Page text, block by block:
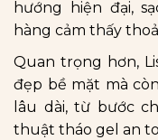
hướng hiện đại,
hàng cảm thấy
Quan trọng hơn,
đẹp bề mặt mà
lâu dài, từ bước
thuật tháo gel an